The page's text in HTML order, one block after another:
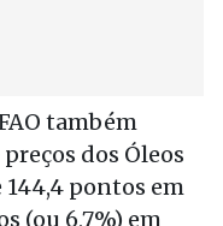
também
dos Óleos
pontos em
(ou 6,7%) em